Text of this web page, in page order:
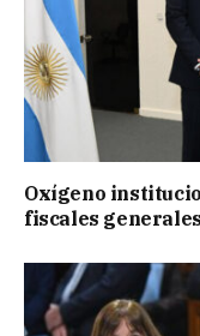
Oxígeno
fiscales generales